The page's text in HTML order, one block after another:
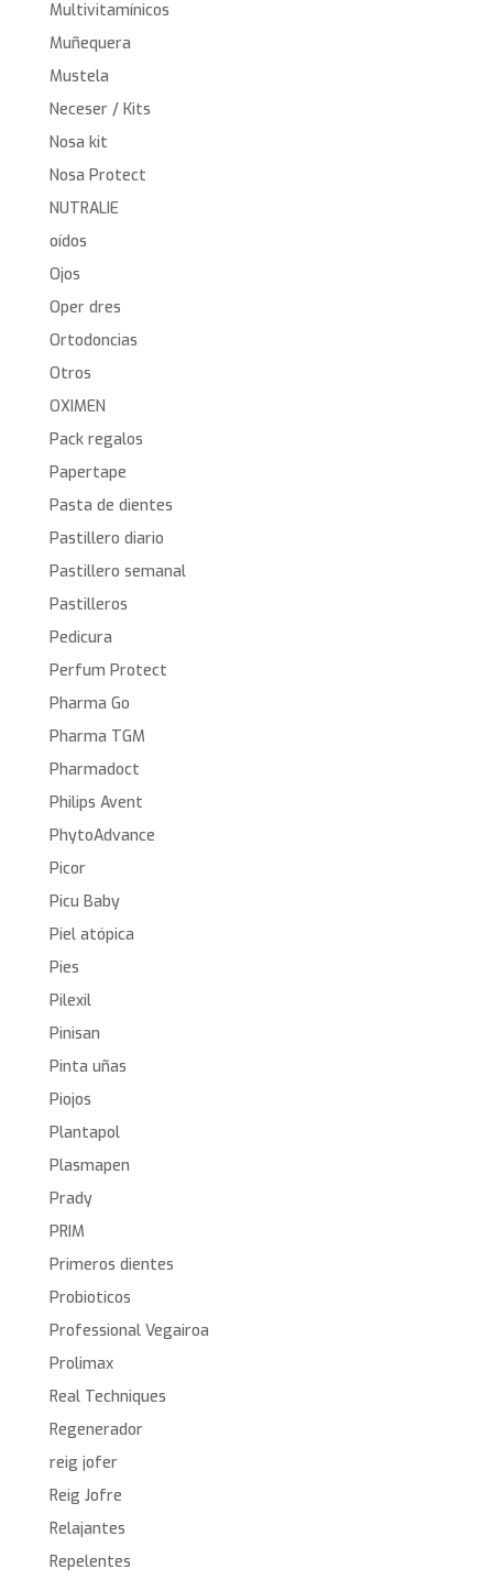
Multivitamínicos
Muñequera
Mustela
Neceser / Kits
Nosa kit
Nosa Protect
NUTRALIE
oídos
Ojos
Oper dres
Ortodoncias
Otros
OXIMEN
Pack regalos
Papertape
Pasta de dientes
Pastillero diario
Pastillero semanal
Pastilleros
Pedicura
Perfum Protect
Pharma Go
Pharma TGM
Pharmadoct
Philips Avent
PhytoAdvance
Picor
Picu Baby
Piel atópica
Pies
Pilexil
Pinisan
Pinta uñas
Piojos
Plantapol
Plasmapen
Prady
PRIM
Primeros dientes
Probioticos
Professional Vegairoa
Prolimax
Real Techniques
Regenerador
reig jofer
Reig Jofre
Relajantes
Repelentes